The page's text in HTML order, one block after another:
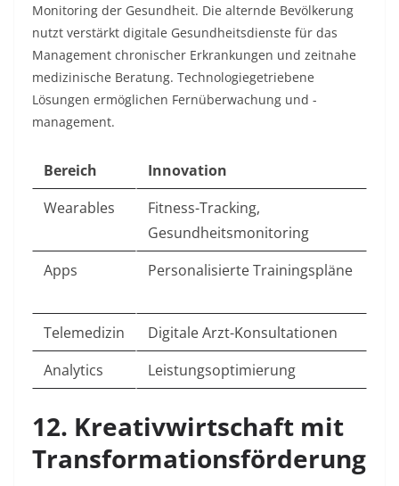
Monitoring der Gesundheit. Die alternde Bevölkerung
nutzt verstärkt digitale Gesundheitsdienste für das
Management chronischer Erkrankungen und zeitnahe
medizinische Beratung. Technologiegetriebene
Lösungen ermöglichen Fernüberwachung und -
management.​
Bereich
Innovation
Wearables
Fitness-Tracking,
Gesundheitsmonitoring ​
Apps
Personalisierte Trainingspläne
Telemedizin
Digitale Arzt-Konsultationen ​
Analytics
Leistungsoptimierung
12. Kreativwirtschaft mit
Transformationsförderung